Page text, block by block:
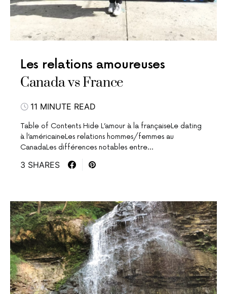
Les relations amoureuses
Canada vs France
11 MINUTE READ
Table of Contents Hide L’amour à la françaiseLe dating
à l’américaineLes relations hommes/femmes au
CanadaLes différences notables entre…
3 SHARES